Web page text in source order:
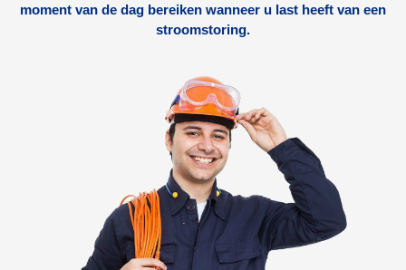
moment van de dag bereiken wanneer u last heeft van een
stroomstoring.